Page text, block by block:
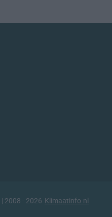
| 2008 - 2026 Klimaatinfo.nl